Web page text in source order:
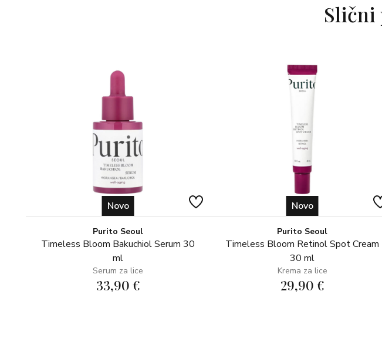
Slični
Novo
Purito Seoul
Timeless Bloom Bakuchiol Serum 30
ml
Serum za lice
33,90 €
Novo
Purito Seoul
Timeless Bloom Retinol Spot Cream
30 ml
Krema za lice
29,90 €